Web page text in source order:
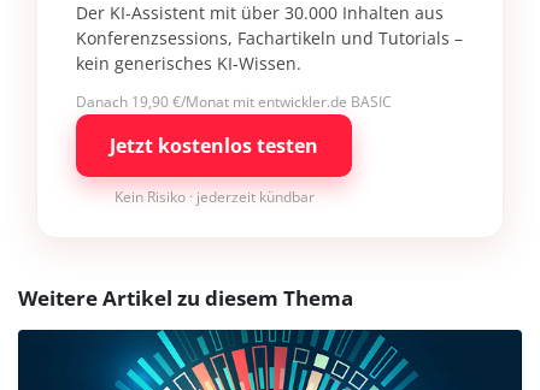
Der KI-Assistent mit über 30.000 Inhalten aus
Konferenzsessions, Fachartikeln und Tutorials –
kein generisches KI-Wissen.
Danach 19,90 €/Monat mit entwickler.de BASIC
Jetzt kostenlos testen
Kein Risiko · jederzeit kündbar
Weitere Artikel zu diesem Thema